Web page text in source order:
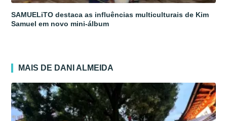
SAMUELiTO destaca as influências multiculturais de Kim
Samuel em novo mini-álbum
MAIS DE DANI ALMEIDA